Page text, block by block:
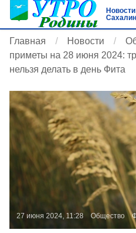
Главная Новости
приметы на 28 июня 2024:
нельзя делать в день Фита
27 июня 2024, 11:28 Общество